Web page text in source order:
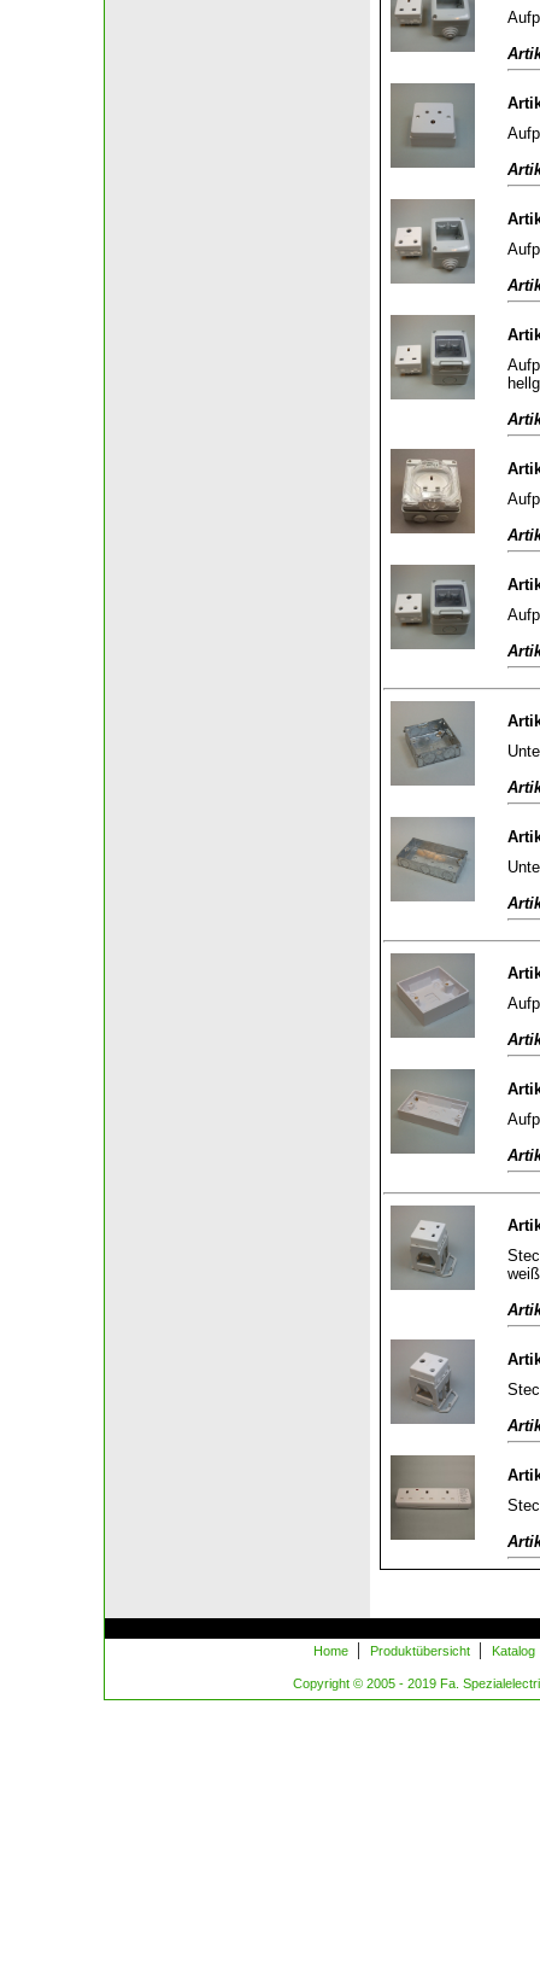
weiß
Home | Produktübersicht | Katalog
Copyright © 2005 - 2019 Fa.